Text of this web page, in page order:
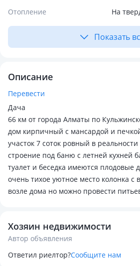
Отопление
На
Показать
Описание
Перевести
Дача
66 км от города Алматы по
дом кирпичный с мансардой и
участок 7 соток ровный в реальности
строение под баню с летней кухней
туалет и беседка имеются плодовые
очень тихое уютное место колонка с
возле дома но можно провести
Хозяин недвижимости
Автор объявления
Ответил риелтор?Сообщите нам